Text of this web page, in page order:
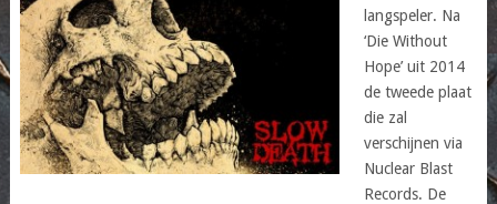
langspeler. Na
‘Die Without
Hope’ uit 2014
de tweede plaat
die zal
verschijnen via
Nuclear Blast
Records. De